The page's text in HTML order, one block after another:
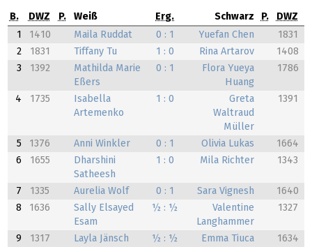
B. DWZ P. Weiß Erg. Schwarz P.
DWZ
1
1410 Maila Ruddat 0 : 1 Yuefan Chen
1831
2
1831 Tiffany Tu 1 : 0 Rina Artarov
1408
3
1392
Mathilda Marie
Eßers
0 : 1
Flora Yueya
Huang
1786
4 1735
Isabella
Artemenko
1 : 0
Greta
Waltraud
Müller
1391
5 1376 Anni Winkler 0 : 1 Olivia Lukas
1664
6
1655
Dharshini
Satheesh
1 : 0 Mila Richter 1343
7 1335 Aurelia Wolf 0 : 1 Sara Vignesh
1640
8
1636
Sally Elsayed
Esam
½ : ½
Valentine
Langhammer
1327
9 1317 Layla Jänsch ½ : ½ Emma Tiuca
1634